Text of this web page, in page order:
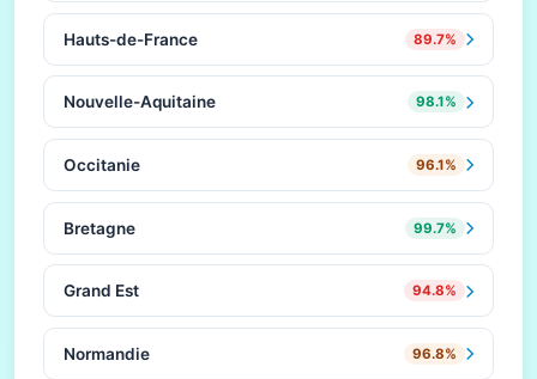
Hauts-de-France 89.7%
Nouvelle-Aquitaine 98.1%
Occitanie 96.1%
Bretagne 99.7%
Grand Est 94.8%
Normandie 96.8%